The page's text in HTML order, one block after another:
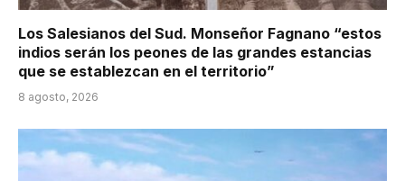
Los Salesianos del Sud. Monseñor Fagnano “estos
indios serán los peones de las grandes estancias
que se establezcan en el territorio”
8 agosto, 2026